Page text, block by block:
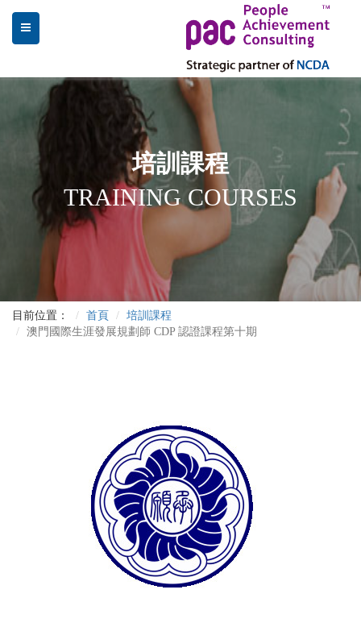
培訓課程
TRAINING COURSES
目前位置： 首頁
培訓課程
澳門國際生涯發展規劃師 CDP 認證課程第十期